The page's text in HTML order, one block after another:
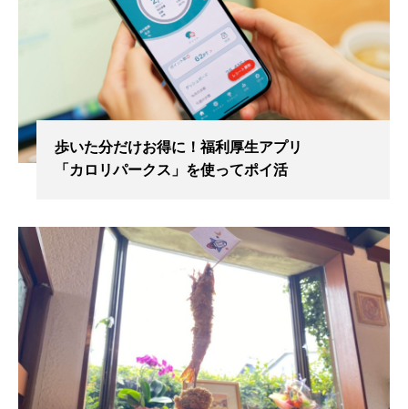
歩いた分だけお得に！福利厚生アプリ
「カロリパークス」を使ってポイ活